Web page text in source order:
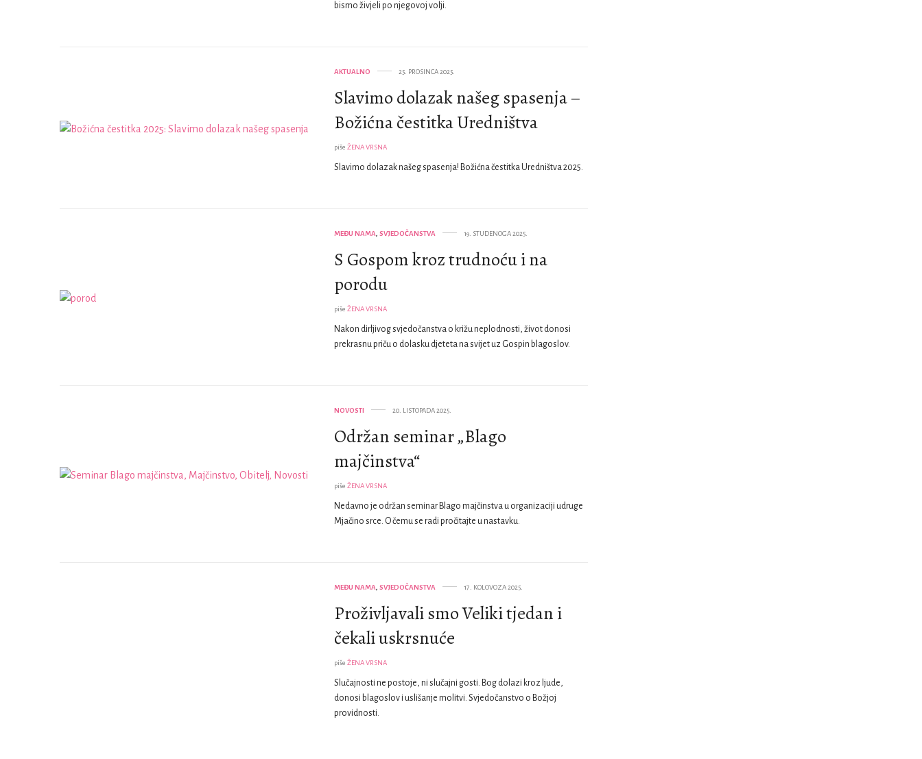
bismo živjeli po njegovoj volji.
AKTUALNO 25. PROSINCA 2025.
Slavimo dolazak našeg spasenja –
Božićna čestitka Uredništva
piše ŽENA VRSNA
Slavimo dolazak našeg spasenja! Božićna čestitka Uredništva 2025.
MEĐU NAMA, SVJEDOČANSTVA 19. STUDENOGA 2025.
S Gospom kroz trudnoću i na
porodu
piše ŽENA VRSNA
Nakon dirljivog svjedočanstva o križu neplodnosti, život donosi
prekrasnu priču o dolasku djeteta na svijet uz Gospin blagoslov.
NOVOSTI 20. LISTOPADA 2025.
Održan seminar „Blago
majčinstva“
piše ŽENA VRSNA
Nedavno je održan seminar Blago majčinstva u organizaciji udruge
Mjačino srce. O čemu se radi pročitajte u nastavku.
MEĐU NAMA, SVJEDOČANSTVA 17. KOLOVOZA 2025.
Proživljavali smo Veliki tjedan i
čekali uskrsnuće
piše ŽENA VRSNA
Slučajnosti ne postoje, ni slučajni gosti. Bog dolazi kroz ljude,
donosi blagoslov i uslišanje molitvi. Svjedočanstvo o Božjoj
providnosti.